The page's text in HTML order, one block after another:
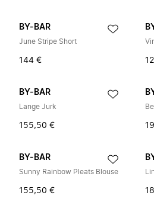
BY-BAR
June Stripe Short
144 €
BY-BAR
Lange Jurk
155,50 €
BY-BAR
Sunny Rainbow Pleats Blouse
155,50 €